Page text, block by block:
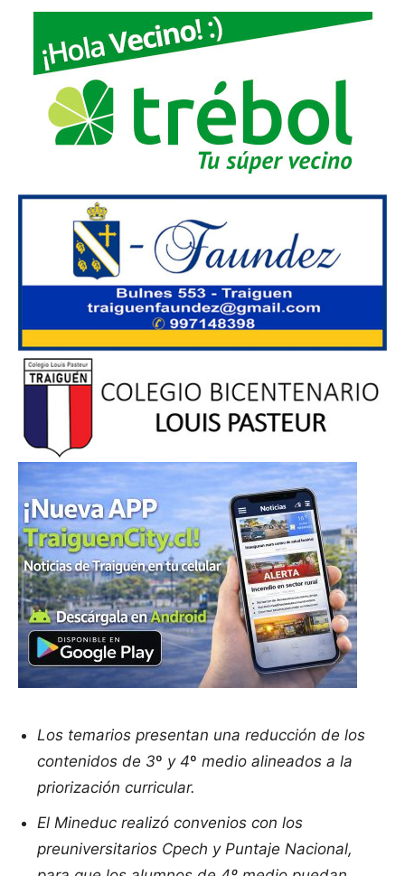
Los temarios presentan una reducción de los
contenidos de 3º y 4º medio alineados a la
priorización curricular.
El Mineduc realizó convenios con los
preuniversitarios Cpech y Puntaje Nacional,